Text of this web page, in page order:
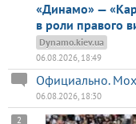
«Динамо» —
в роли правого
Dynamo.kiev.ua
06.08.2026, 18:49
Официально.
06.08.2026, 18:30
2